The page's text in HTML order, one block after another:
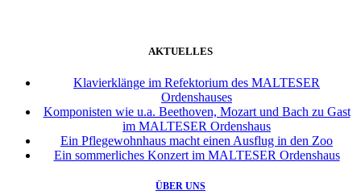
AKTUELLES
Klavierklänge im Refektorium des MALTESER
Ordenshauses
Komponisten wie u.a. Beethoven, Mozart und Bach zu Gast
im MALTESER Ordenshaus
Ein Pflegewohnhaus macht einen Ausflug in den Zoo
Ein sommerliches Konzert im MALTESER Ordenshaus
ÜBER UNS